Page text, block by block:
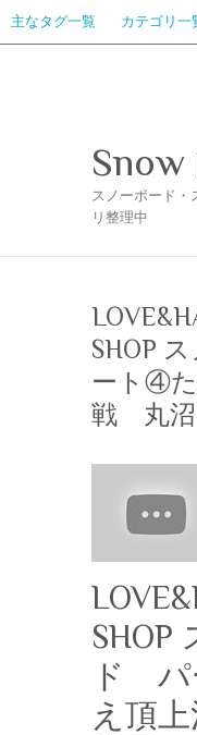
主なタグ一覧 カテゴリ一
スノーボード・
リ整理中
SHOP
ート④
戦 丸
SHOP
ド パ
え頂